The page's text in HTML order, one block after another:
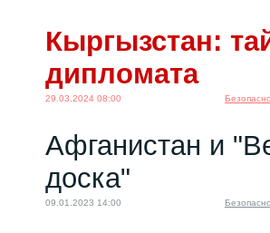
Кыргызстан:
дипломата
29.03.2024 08:00
Афганистан и
доска"
09.01.2023 14:00